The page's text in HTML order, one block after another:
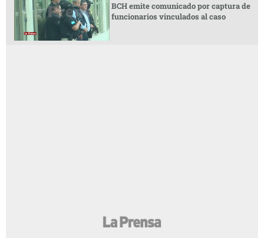
BCH emite comunicado por captura de
funcionarios vinculados al caso